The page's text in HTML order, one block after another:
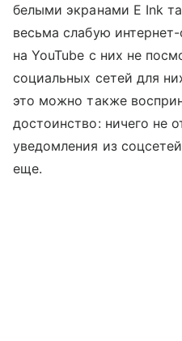
белыми экранами E Ink
весьма слабую
на YouTube с них не
социальных сетей для
это можно также
достоинство: ничего не
уведомления из
еще.